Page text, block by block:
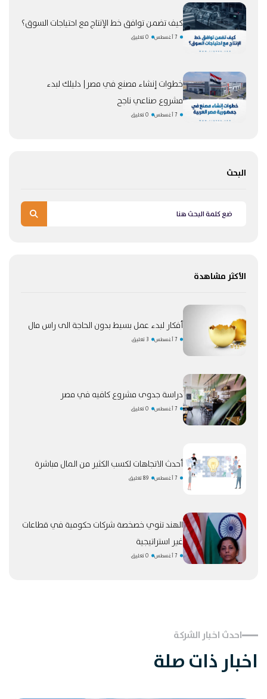
كيف تضمن توافق خط الإنتاج مع احتياجات السوق؟
7 أغسطس 0 تعليق
خطوات إنشاء مصنع في مصر| دليلك لبدء
مشروع صناعي ناجح
7 أغسطس 0 تعليق
البحث
الأكثر مشاهدة
أفكار لبدء عمل بسيط بدون الحاجة الى راس مال
7 أغسطس 3 تعليق
دراسة جدوى مشروع كافيه في مصر
7 أغسطس 0 تعليق
أحدث الاتجاهات لكسب الكثير من المال مباشرة
7 أغسطس 89 تعليق
الهند تنوي خصخصة شركات حكومية في قطاعات
غير استراتيجية
7 أغسطس 0 تعليق
احدث اخبار الشركة
اخبار ذات صلة